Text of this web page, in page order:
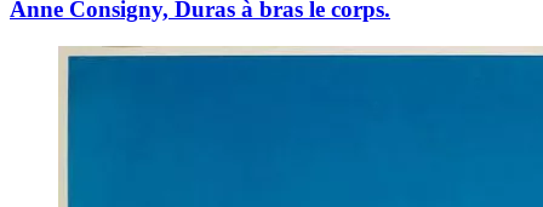
Anne Consigny, Duras à bras le corps.